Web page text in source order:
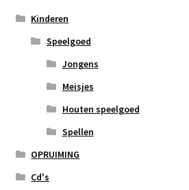
Kinderen
Speelgoed
Jongens
Meisjes
Houten speelgoed
Spellen
OPRUIMING
Cd's